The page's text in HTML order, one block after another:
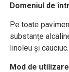
Domeniul de
Pe toate
substanţe
linoleu şi cauciuc.
Mod de